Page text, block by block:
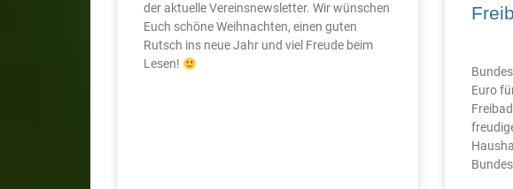
der aktuelle Vereinsnewsletter. Wir wünschen
Euch schöne Weihnachten, einen guten
Rutsch ins neue Jahr und viel Freude beim
Lesen!
Euro